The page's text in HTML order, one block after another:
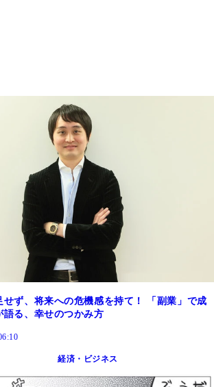
せず、将来への危機感を持て！ 「副業」で成
語る、幸せのつかみ方
経済・ビジネス